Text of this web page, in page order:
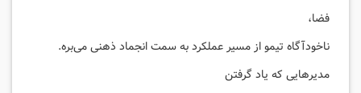
فضا،
ناخودآگاه تیمو از مسیر عملکرد به سمت انجماد ذهنی می‌بره.
مدیرهایی که یاد گرفتن